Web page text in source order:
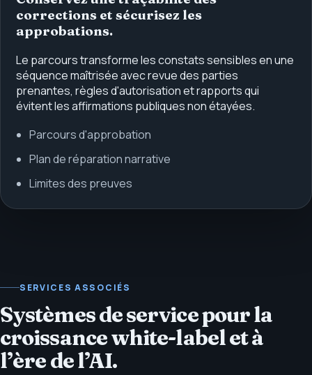
corrections et sécurisez les
approbations.
Le parcours transforme les constats sensibles en une
séquence maîtrisée avec revue des parties
prenantes, règles d'autorisation et rapports qui
évitent les affirmations publiques non étayées.
Parcours d'approbation
Plan de réparation narrative
Limites des preuves
SERVICES ASSOCIÉS
Systèmes de service pour la
croissance white-label et à
l’ère de l’AI.